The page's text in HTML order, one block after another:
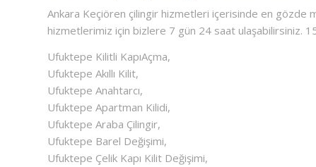
Ankara Keçiören çilingir hizmetleri içerisinde en gözde
hizmetlerimiz için bizlere 7 gün 24 saat ulaşabilirsiniz.
Ufuktepe Kilitli KapıAçma,
Ufuktepe Akıllı Kilit,
Ufuktepe Anahtarcı,
Ufuktepe Apartman Kilidi,
Ufuktepe Araba Çilingir,
Ufuktepe Barel Değişimi,
Ufuktepe Çelik Kapı Kilit Değişimi,